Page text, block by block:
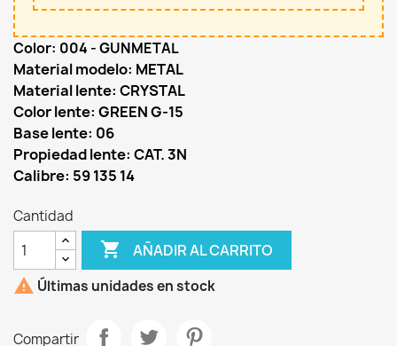
Color: 004 - GUNMETAL
Material modelo: METAL
Material lente: CRYSTAL
Color lente: GREEN G-15
Base lente: 06
Propiedad lente: CAT. 3N
Calibre: 59 135 14
Cantidad
 AÑADIR AL CARRITO
 Últimas unidades en stock
Compartir